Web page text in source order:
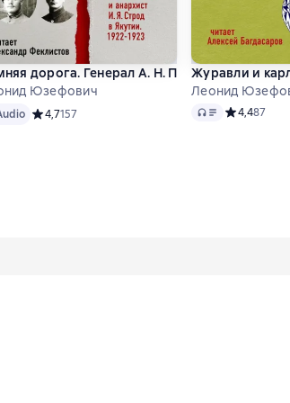
он жилдорога. Генерал А. Н. Пепеляев и
Юзефович
Средний рейтинг 4,7 на основе 157 оценок
4,7157
Журавли и
Леонид
Audio Средний
4,487